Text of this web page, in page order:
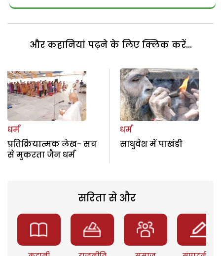
और कहानियां पढ़ने के लिए क्लिक करें...
धर्म
प्रतिक्रियात्मक लेख- सच
से मुकरता जैन धर्म
धर्म
साधुवेश में पाखंडी
सरिता से और